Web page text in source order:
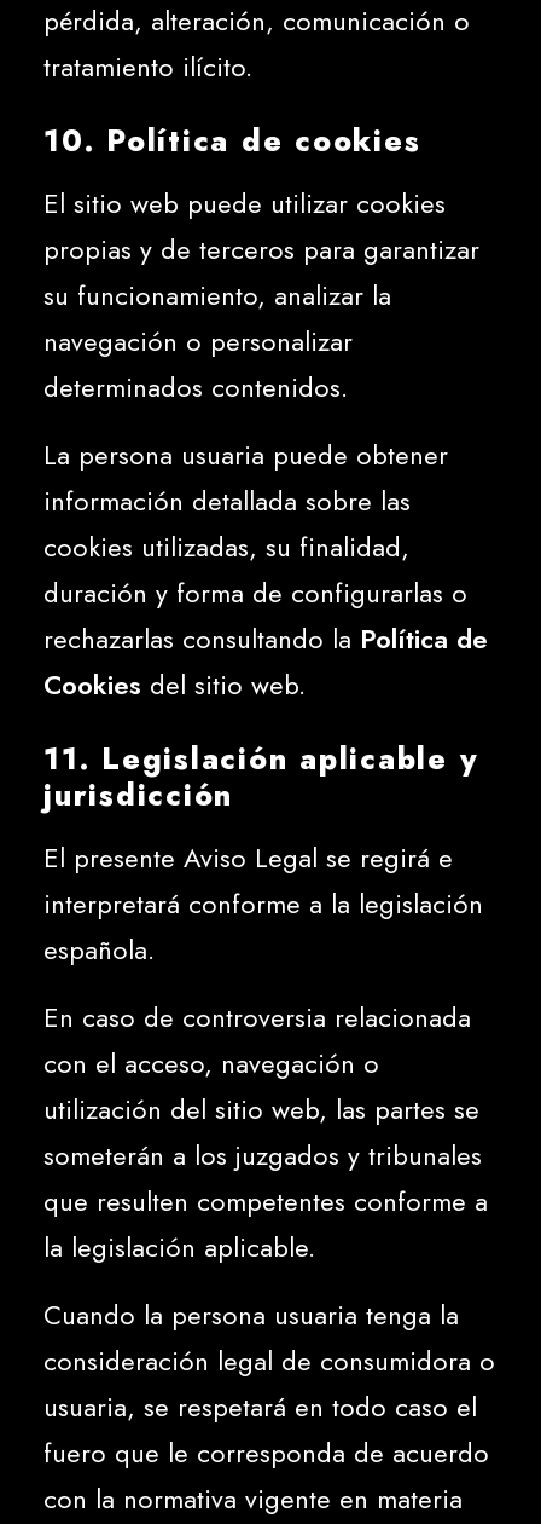
pérdida, alteración, comunicación o
tratamiento ilícito.
10. Política de cookies
El sitio web puede utilizar cookies
propias y de terceros para garantizar
su funcionamiento, analizar la
navegación o personalizar
determinados contenidos.
La persona usuaria puede obtener
información detallada sobre las
cookies utilizadas, su finalidad,
duración y forma de configurarlas o
rechazarlas consultando la Política de
Cookies del sitio web.
11. Legislación aplicable y
jurisdicción
El presente Aviso Legal se regirá e
interpretará conforme a la legislación
española.
En caso de controversia relacionada
con el acceso, navegación o
utilización del sitio web, las partes se
someterán a los juzgados y tribunales
que resulten competentes conforme a
la legislación aplicable.
Cuando la persona usuaria tenga la
consideración legal de consumidora o
usuaria, se respetará en todo caso el
fuero que le corresponda de acuerdo
con la normativa vigente en materia